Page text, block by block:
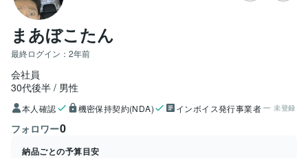
まあぼこたん
最終ログイン： 2年前
会社員
30代後半
男性
本人確認 機密保持契約(NDA) インボイス発行事業者 未登録
フォロワー0
納品ごとの予算目安